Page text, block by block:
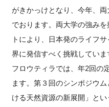
閉
がきかっけとなり、今年、
でおります。両大学の強み
トにより、日本発のライフ
界に発信すべく挑戦していま
フロウティラでは、年2回の
ます。第３回のシンポジウ
ける天然資源の新展開」と